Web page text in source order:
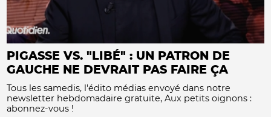
PIGASSE VS. "LIBÉ" : UN PATRON DE
GAUCHE NE DEVRAIT PAS FAIRE ÇA
Tous les samedis, l'édito médias envoyé dans notre
newsletter hebdomadaire gratuite, Aux petits oignons :
abonnez-vous !